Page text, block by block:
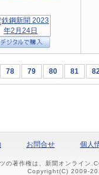
78 79 80 81
お問合せ 個人
の著作権は、新聞オンライン
Copyright(C) 2009-